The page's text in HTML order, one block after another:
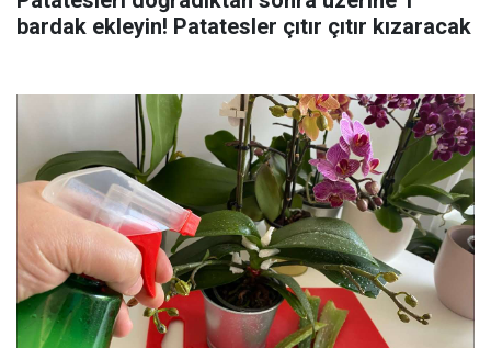
bardak ekleyin! Patatesler çıtır çıtır kızaracak